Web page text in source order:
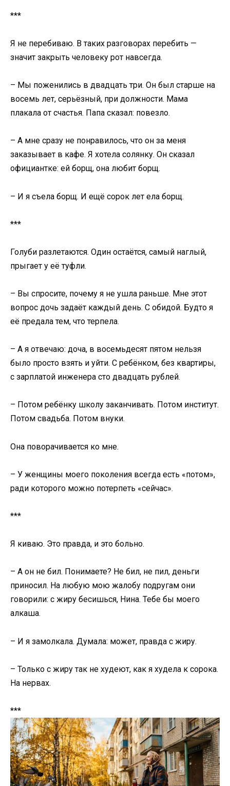
***
Я не перебиваю. В таких разговорах перебить —
значит закрыть человеку рот навсегда.
– Мы поженились в двадцать три. Он был старше на
восемь лет, серьёзный, при должности. Мама
плакала от счастья. Папа сказал: повезло.
– А мне сразу не понравилось, что он за меня
заказывает в кафе. Я хотела солянку. Он сказал
официантке: ей борщ, она любит борщ.
– И я съела борщ. И ещё сорок лет ела борщ.
***
Голуби разлетаются. Один остаётся, самый наглый,
прыгает у её туфли.
– Вы спросите, почему я не ушла раньше. Мне этот
вопрос дочь задаёт каждый день. С обидой. Будто я
её предала тем, что терпела.
– А я отвечаю: доча, в восемьдесят пятом нельзя
было просто взять и уйти. С ребёнком, без квартиры,
с зарплатой инженера сто двадцать рублей.
– Потом ребёнку школу заканчивать. Потом институт.
Потом свадьба. Потом внуки.
Она поворачивается ко мне.
– У женщины моего поколения всегда есть «потом»,
ради которого можно потерпеть «сейчас».
***
Я киваю. Это правда, и это больно.
– А он не бил. Понимаете? Не бил, не пил, деньги
приносил. На любую мою жалобу подругам они
говорили: с жиру бесишься, Нина. Тебе бы моего
алкаша.
– И я замолкала. Думала: может, правда с жиру.
– Только с жиру так не худеют, как я худела к сорока.
На нервах.
***